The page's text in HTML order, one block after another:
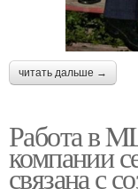
читать дальше →
Работа в
компании
связана с